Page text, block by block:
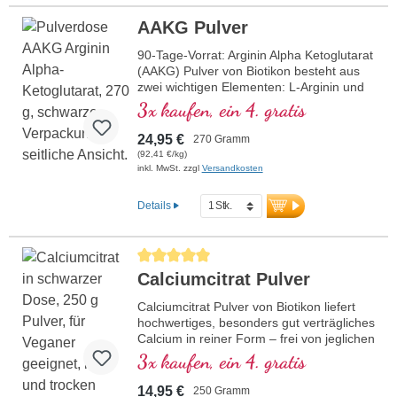
AAKG Pulver
90-Tage-Vorrat: Arginin Alpha Ketoglutarat
(AAKG) Pulver von Biotikon besteht aus
zwei wichtigen Elementen: L-Arginin und
Alpha-Ketoglutarat (AKG). Verschiedene
Anbieter verkaufen dieses Produkt in
unterschiedlicher Zusammensetzung der
beiden Stoffe. Biotikon bietet das
hochkonzentrierte Arginin-AKG im
50% Arginin und volle 50% AKG. Alpha-
Ketoglutarat (AKG) ist ein wertvoller
Energiestoffwechsel spielt. Diese spezielle
Form von L-Arginin wird auch im
Sportbereich geschätzt. Arginin ist in
bioverfügbar. Frei von jeglichen
Zusatzstoffen und in einer
aluminiumfreien Versiegelung verpackt,
bietet es eine hochwertige Quelle der
Aminosäure Arginin. Hergestellt in
Deutschland unter höchsten
3x kaufen, ein 4. gratis
24,95 € 270 Gramm
(92,41 €/kg)
inkl. MwSt. zzgl Versandkosten
Details
Durchschnittliche Bewertung von 5 von 5 Sternen
Calciumcitrat Pulver
Calciumcitrat Pulver von Biotikon liefert
hochwertiges, besonders gut verträgliches
Calcium in reiner Form – frei von jeglichen
Zusatzstoffen und optimal bioverfügbar.
Calcium spielt eine entscheidende Rolle
im Körper. Es ist wichtig für Energie,
3x kaufen, ein 4. gratis
14,95 € 250 Gramm